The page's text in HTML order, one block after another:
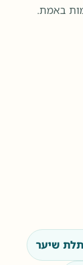
באמת.
שיער